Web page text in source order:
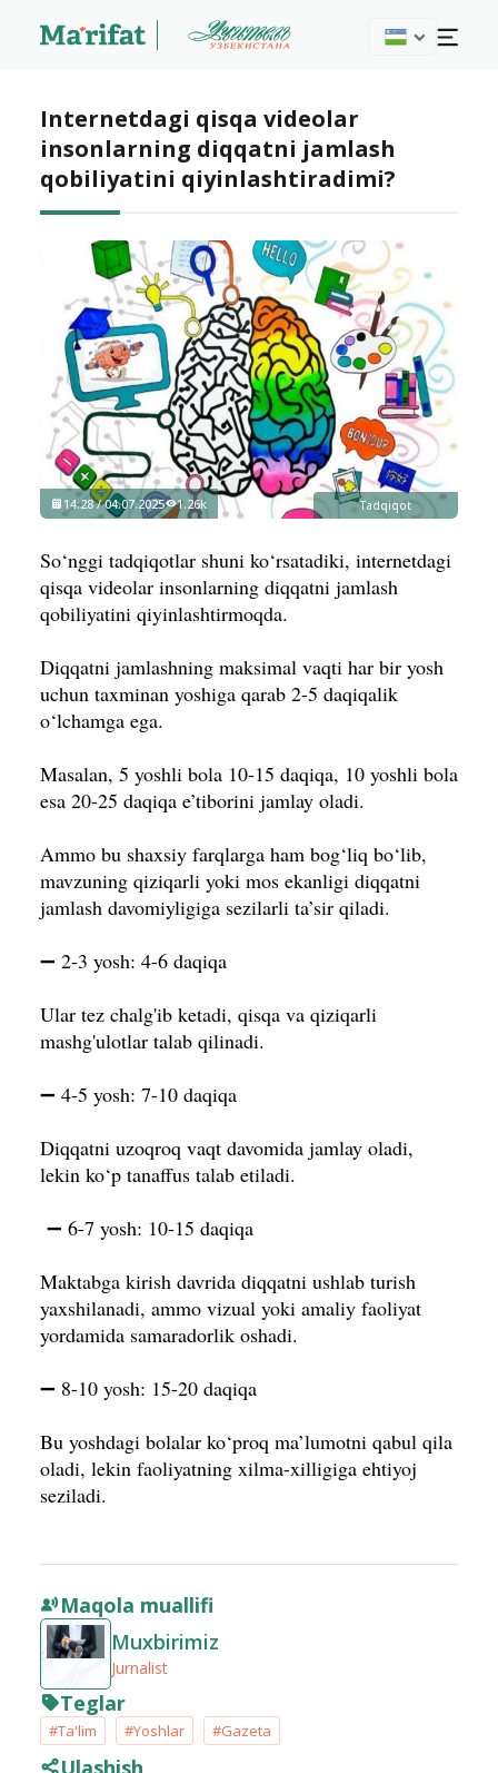
Internetdagi qisqa videolar
insonlarning diqqatni jamlash
qobiliyatini qiyinlashtiradimi?
Tadqiqot
14:28 / 04.07.2025 1.26k
So‘nggi tadqiqotlar shuni ko‘rsatadiki, internetdagi
qisqa videolar insonlarning diqqatni jamlash
qobiliyatini qiyinlashtirmoqda.
Diqqatni jamlashning maksimal vaqti har bir yosh
uchun taxminan yoshiga qarab 2-5 daqiqalik
o‘lchamga ega.
Masalan, 5 yoshli bola 10-15 daqiqa, 10 yoshli bola
esa 20-25 daqiqa e’tiborini jamlay oladi.
Ammo bu shaxsiy farqlarga ham bog‘liq bo‘lib,
mavzuning qiziqarli yoki mos ekanligi diqqatni
jamlash davomiyligiga sezilarli ta’sir qiladi.
➖ 2-3 yosh: 4-6 daqiqa
Ular tez chalg'ib ketadi, qisqa va qiziqarli
mashg'ulotlar talab qilinadi.
➖ 4-5 yosh: 7-10 daqiqa
Diqqatni uzoqroq vaqt davomida jamlay oladi,
lekin ko‘p tanaffus talab etiladi.
➖ 6-7 yosh: 10-15 daqiqa
Maktabga kirish davrida diqqatni ushlab turish
yaxshilanadi, ammo vizual yoki amaliy faoliyat
yordamida samaradorlik oshadi.
➖ 8-10 yosh: 15-20 daqiqa
Bu yoshdagi bolalar ko‘proq ma’lumotni qabul qila
oladi, lekin faoliyatning xilma-xilligiga ehtiyoj
seziladi.
Maqola muallifi
Muxbirimiz
Jurnalist
Teglar
#Ta'lim #Yoshlar #Gazeta
Ulashish